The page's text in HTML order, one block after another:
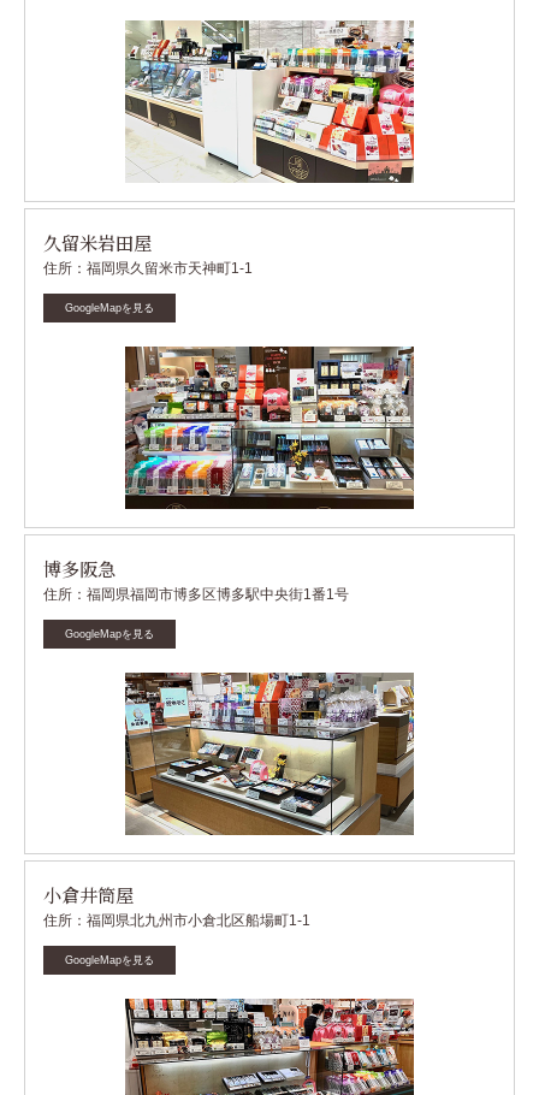
久留米岩田屋
住所：福岡県久留米市天神町1-1
GoogleMapを見る
博多阪急
住所：福岡県福岡市博多区博多駅中央街1番1号
GoogleMapを見る
小倉井筒屋
住所：福岡県北九州市小倉北区船場町1-1
GoogleMapを見る